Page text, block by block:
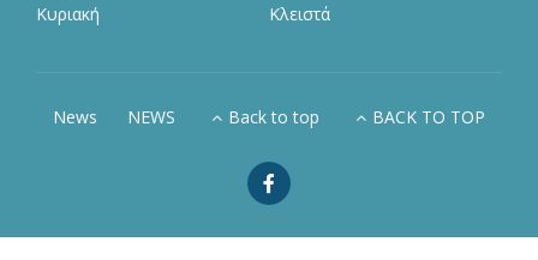
Κυριακή
Κλειστά
News NEWS Back to top BACK TO TOP